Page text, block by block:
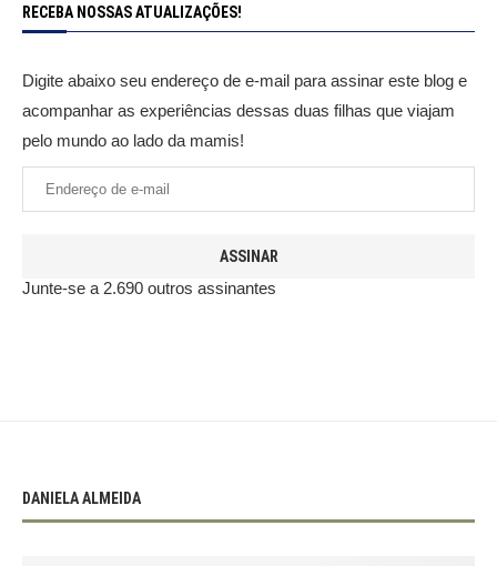
RECEBA NOSSAS ATUALIZAÇÕES!
Digite abaixo seu endereço de e-mail para assinar este blog e
acompanhar as experiências dessas duas filhas que viajam
pelo mundo ao lado da mamis!
ASSINAR
Junte-se a 2.690 outros assinantes
DANIELA ALMEIDA